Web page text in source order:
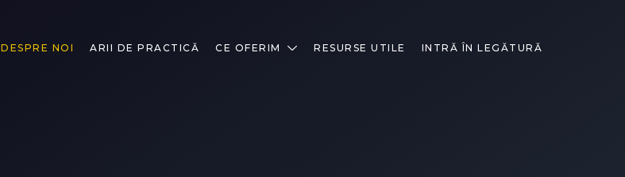
DESPRE NOI ARII DE PRACTICĂ CE OFERIM RESURSE UTILE INTRĂ ÎN LEGĂTURĂ